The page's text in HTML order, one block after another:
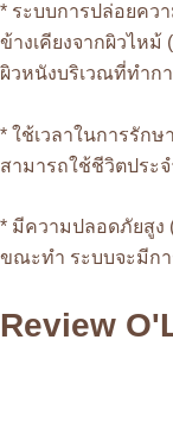
* ระบบการปล่อยควา
ข้างเคียงจากผิวไหม้
ผิวหนังบริเวณที่ทำก
* ใช้เวลาในการรัก
สามารถใช้ชีวิตประ
* มีความปลอดภัยสูง
ขณะทำ ระบบจะมีก
Review